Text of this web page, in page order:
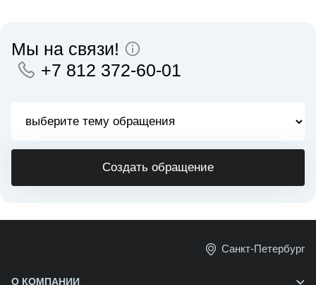
Мы на связи!
+7 812 372-60-01
Создать обращение
Санкт-Петербург
О КОМПАНИИ